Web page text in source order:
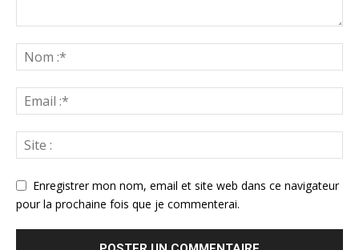
Enregistrer mon nom, email et site web dans ce navigateur
pour la prochaine fois que je commenterai.